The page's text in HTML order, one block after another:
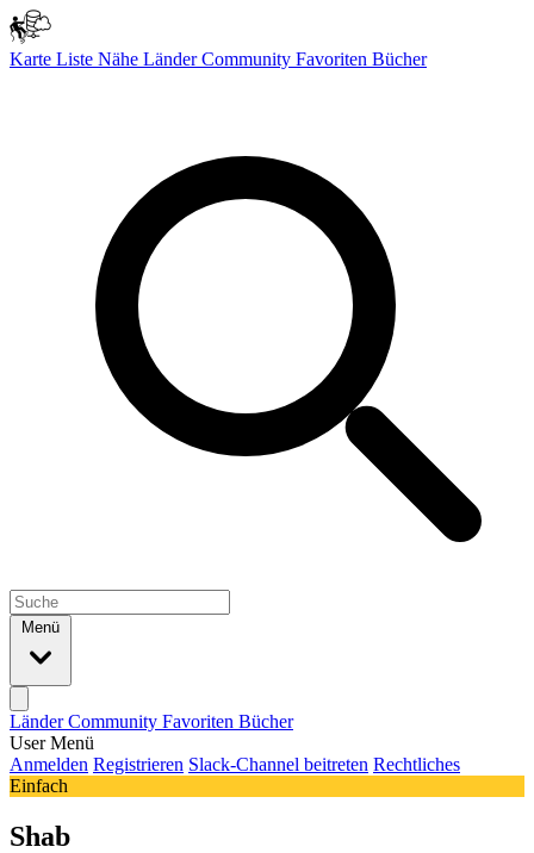
Karte Liste Nähe LänderCommunity Favoriten Bücher
Menü
LänderCommunity Favoriten Bücher
User Menü
Anmelden Registrieren Slack-Channel beitreten Rechtliches
Einfach
Shab